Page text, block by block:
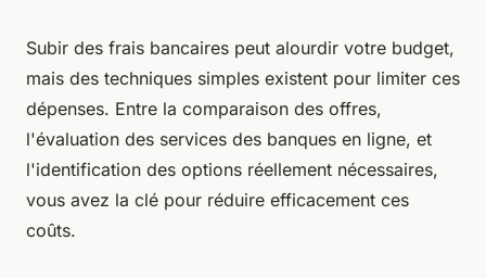
Subir des frais bancaires peut alourdir votre budget,
mais des techniques simples existent pour limiter ces
dépenses. Entre la comparaison des offres,
l'évaluation des services des banques en ligne, et
l'identification des options réellement nécessaires,
vous avez la clé pour réduire efficacement ces
coûts.